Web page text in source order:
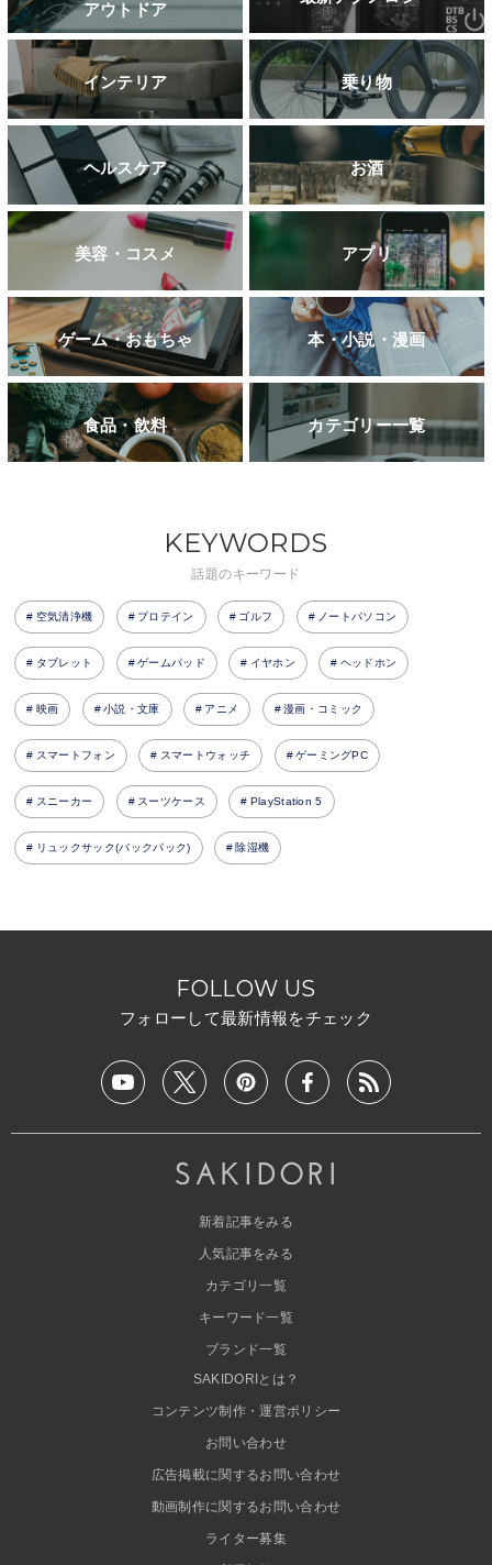
アウトドア
インテリア 乗り物
ヘルスケア お酒
美容・コスメ アプリ
ゲーム・おもちゃ 本・小説・漫画
食品・飲料 カテゴリー一覧
KEYWORDS
話題のキーワード
空気清浄機 プロテイン ゴルフ ノートパソコン
タブレット ゲームパッド イヤホン ヘッドホン
映画 小説・文庫 アニメ 漫画・コミック
スマートフォン スマートウォッチ ゲーミングPC
スニーカー スーツケース PlayStation 5
リュックサック(バックパック) 除湿機
FOLLOW US
フォローして最新情報をチェック
新着記事をみる
人気記事をみる
カテゴリ一覧
キーワード一覧
ブランド一覧
SAKIDORIとは？
コンテンツ制作・運営ポリシー
お問い合わせ
広告掲載に関するお問い合わせ
動画制作に関するお問い合わせ
ライター募集